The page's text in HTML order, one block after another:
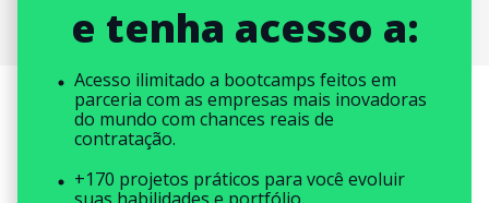
e tenha acesso a:
Acesso ilimitado a bootcamps feitos em
parceria com as empresas mais inovadoras
do mundo com chances reais de
contratação.
+170 projetos práticos para você evoluir